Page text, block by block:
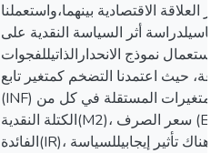
العلاقة الاقتصادية بينهما،واستعملنا
أثر السياسة النقدية على
نموذج الانحدارالذاتيللفجوات
حيث اعتمدنا التضخم كمتغير تابع
(INF) في حين تمثلت المتغيرات المستقلة في كل من
الكتلة النقدية(M2)، سعر الصرف (EXR)وسعر
الفائدة(IR)، وقد تبين أن هناك تأثير إيجابيللسياسة